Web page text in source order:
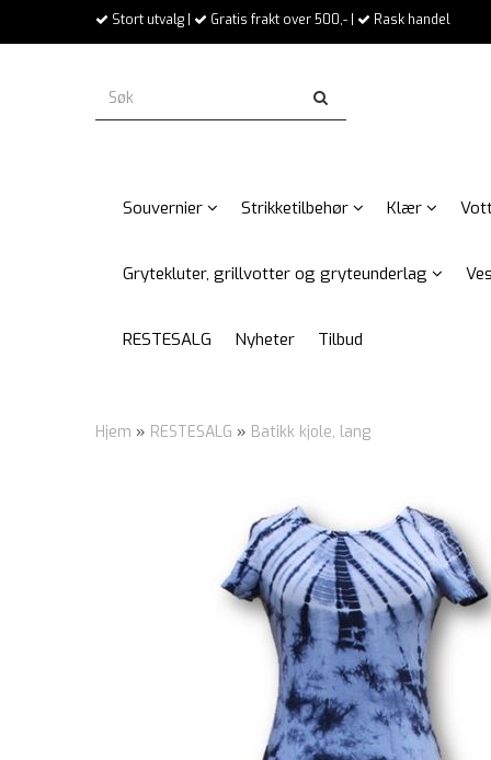
Stort utvalg | Gratis frakt over 500,- | Rask handel
Souvernier Strikketilbehør Klær
Grytekluter, grillvotter og gryteunderlag
RESTESALG Nyheter Tilbud
Hjem » RESTESALG » Batikk kjole, lang